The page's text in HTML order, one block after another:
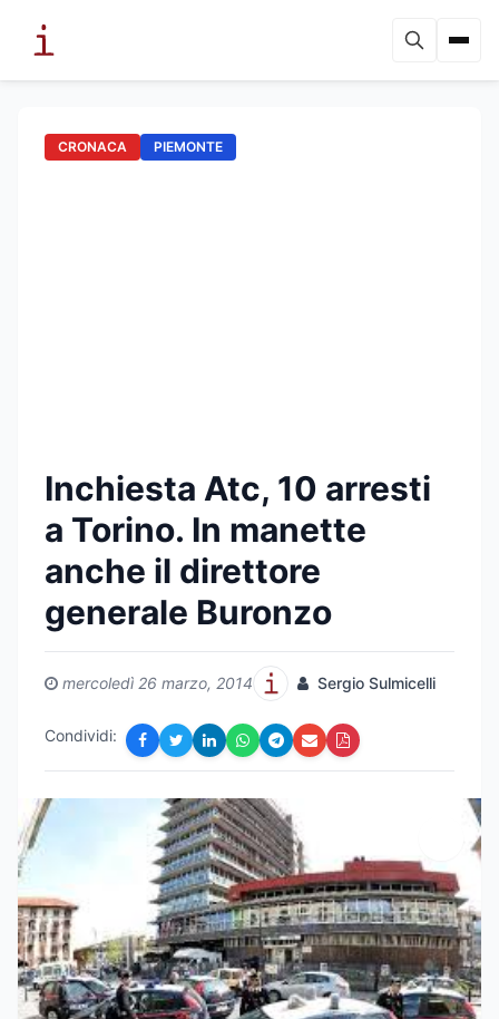
CRONACA PIEMONTE
Inchiesta Atc, 10 arresti
a Torino. In manette
anche il direttore
generale Buronzo
mercoledì 26 marzo, 2014 Sergio Sulmicelli
Condividi: